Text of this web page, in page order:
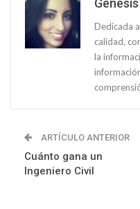
Génesis
Dedicada
calidad,
la
ARTÍCULO ANTERIOR
Cuánto gana un
Ingeniero Civil